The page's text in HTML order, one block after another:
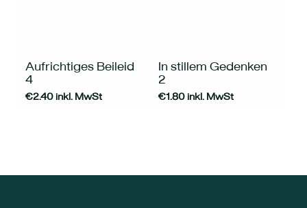
Aufrichtiges Beileid
4
€2.40 inkl. MwSt
In stillem Gedenken
2
€1.80 inkl. MwSt